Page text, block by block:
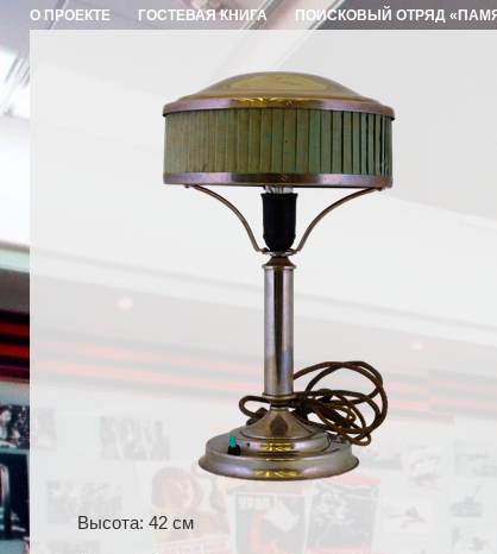
О ПРОЕКТЕ ГОСТЕВАЯ КНИГА ПОИСКОВЫЙ ОТРЯД
Высота: 42 см